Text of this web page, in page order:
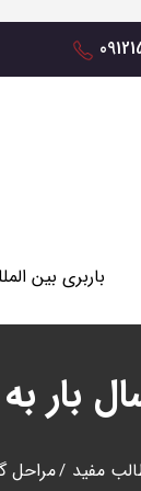
باربری بین
بار
مفید
مراحل